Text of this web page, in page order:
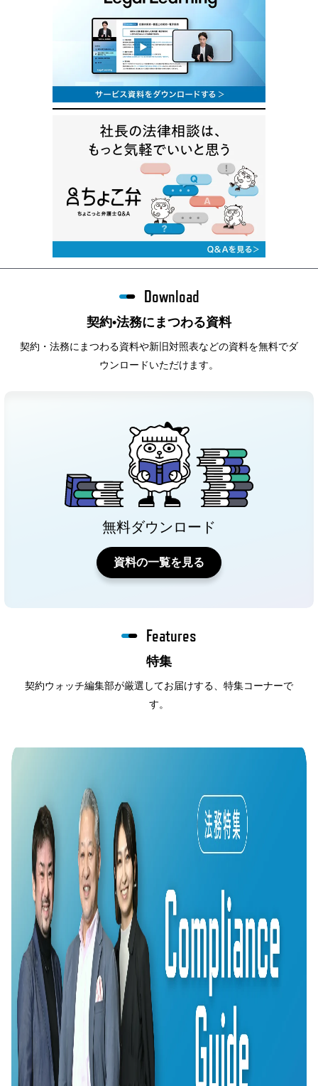
契約•法務にまつわる資料
Download
契約・法務にまつわる資料や新旧対照表などの資料を無料でダ
ウンロードいただけます。
無料ダウンロード
資料の一覧を見る
特集
Features
契約ウォッチ編集部が厳選してお届けする、特集コーナーで
す。